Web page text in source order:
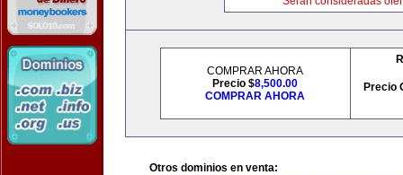
COMPRAR AHORA
Precio $8,500.00
COMPRAR AHORA
Precio
Otros dominios en venta: